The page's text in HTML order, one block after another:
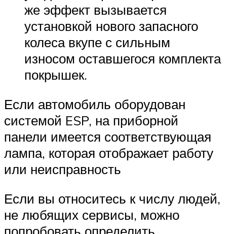
же эффект вызывается
установкой нового запасного
колеса вкупе с сильным
износом оставшегося комплекта
покрышек.
Если автомобиль оборудован
системой ESP, на приборной
панели имеется соответствующая
лампа, которая отображает работу
или неисправность
Если вы относитесь к числу людей,
не любящих сервисы, можно
попробовать определить